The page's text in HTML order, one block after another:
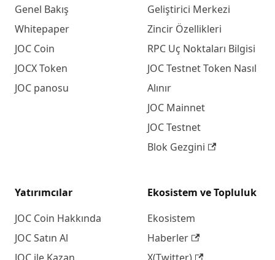
Genel Bakış
Whitepaper
JOC Coin
JOCX Token
JOC panosu
Geliştirici Merkezi
Zincir Özellikleri
RPC Uç Noktaları Bilgisi
JOC Testnet Token Nasıl
Alınır
JOC Mainnet
JOC Testnet
Blok Gezgini
Yatırımcılar
JOC Coin Hakkında
JOC Satın Al
Ekosistem ve Topluluk
Ekosistem
Haberler